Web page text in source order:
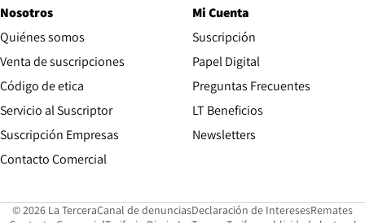
Nosotros
Quiénes somos
Venta de suscripciones
Código de etica Opens in new window
Servicio al Suscriptor
Suscripción Empresas
Contacto Comercial
Mi Cuenta
Suscripción
Papel Digital
Preguntas Frecuentes
LT Beneficios
Newsletters
© 2026 La TerceraCanal de denunciasOpens in new window
Declaración de InteresesOpens in
Remates